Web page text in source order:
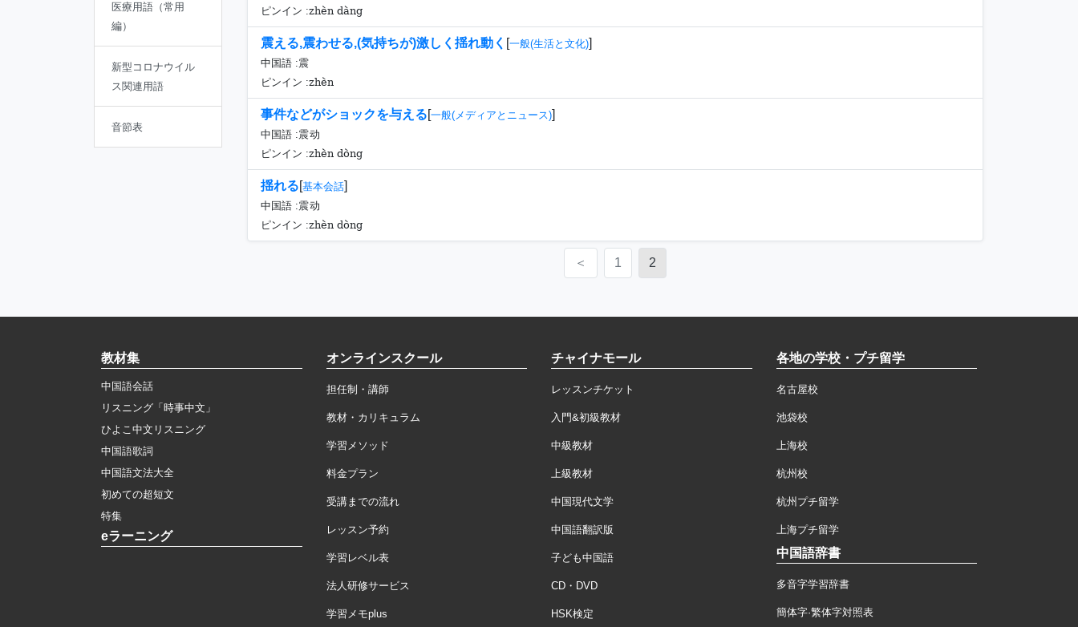
医療用語（常用
編）
新型コロナウイル
ス関連用語
音節表
ピンイン :zhèn dàng
震える,震わせる,(気持ちが)激しく揺れ動く [一般(生活と文化)]
中国語 :震
ピンイン :zhèn
事件などがショックを与える[一般(メディアとニュース)]
中国語 :震动
ピンイン :zhèn dòng
揺れる[基本会話]
中国語 :震动
ピンイン :zhèn dòng
＜ 1 2
教材集
中国語会話
リスニング「時事中文」
ひよこ中文リスニング
中国語歌詞
中国語文法大全
初めての超短文
特集
eラーニング
オンラインスクール
担任制・講師
教材・カリキュラム
学習メソッド
料金プラン
受講までの流れ
レッスン予約
学習レベル表
法人研修サービス
学習メモplus
チャイナモール
レッスンチケット
入門&初級教材
中級教材
上級教材
中国現代文学
中国語翻訳版
子ども中国語
CD・DVD
HSK検定
各地の学校・プチ留学
名古屋校
池袋校
上海校
杭州校
杭州プチ留学
上海プチ留学
中国語辞書
多音字学習辞書
簡体字·繁体字対照表